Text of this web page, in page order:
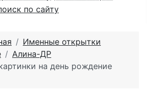
Именные открытки
Алина-ДР
на день рождение